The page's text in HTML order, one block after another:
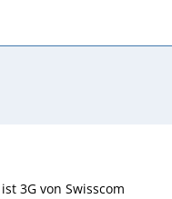
3G von Swisscom